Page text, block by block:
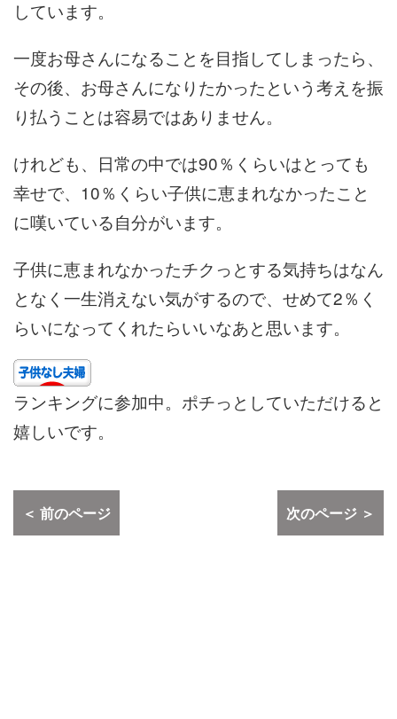
しています。
一度お母さんになることを目指してしまったら、
その後、お母さんになりたかったという考えを振
り払うことは容易ではありません。
けれども、日常の中では90％くらいはとっても
幸せで、10％くらい子供に恵まれなかったこと
に嘆いている自分がいます。
子供に恵まれなかったチクっとする気持ちはなん
となく一生消えない気がするので、せめて2％く
らいになってくれたらいいなあと思います。
ランキングに参加中。ポチっとしていただけると
嬉しいです。
＜ 前のページ 次のページ ＞